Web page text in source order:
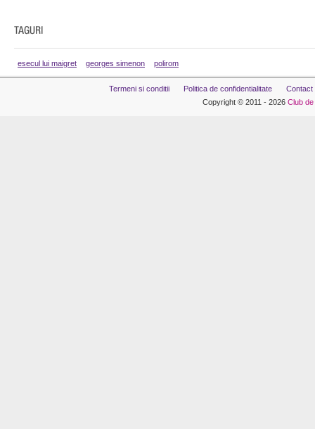
esecul lui maigret georges simenon polirom
Termeni si conditii Politica de confidentialitate
Contact
Copyright © 2011 - 2026 Club